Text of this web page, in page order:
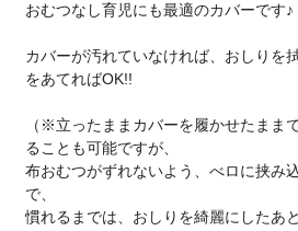
おむつなし育児にも最適のカバーです♪
カバーが汚れていなければ、おしりを
をあてればOK!!
（※立ったままカバーを履かせたまま
ることも可能ですが、
布おむつがずれないよう、べロに挟み
で、
慣れるまでは、おしりを綺麗にしたあ